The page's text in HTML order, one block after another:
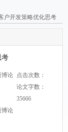
户开发策略优化思考
博论
点击次数：
论文字数：
35666
博论